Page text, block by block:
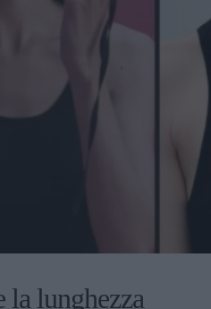
la lunghezza